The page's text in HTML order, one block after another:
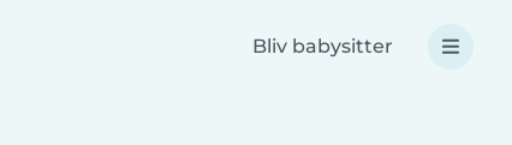
Bliv babysitter